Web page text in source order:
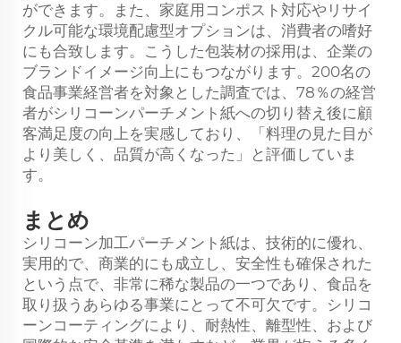
ができます。また、家庭用コンポスト対応やリサイ
クル可能な環境配慮型オプションは、消費者の嗜好
にも合致します。こうした包装材の採用は、企業の
ブランドイメージ向上にもつながります。200名の
食品事業経営者を対象とした調査では、78％の経営
者がシリコーンパーチメント紙への切り替え後に顧
客満足度の向上を実感しており、「料理の見た目が
より美しく、品質が高くなった」と評価していま
す。
まとめ
シリコーン加工パーチメント紙は、技術的に優れ、
実用的で、商業的にも成立し、安全性も確保された
という点で、非常に稀な製品の一つであり、食品を
取り扱うあらゆる事業にとって不可欠です。シリコ
ーンコーティングにより、耐熱性、離型性、および